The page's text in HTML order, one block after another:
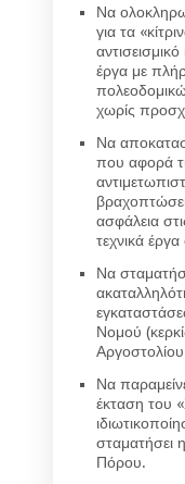
Να
για τα
έργα με
χωρίς
Να
που αφορά
ασφάλεια
τεχνικά
Να
Νομού
Να
έκταση του
σταματήσει
Πόρου.